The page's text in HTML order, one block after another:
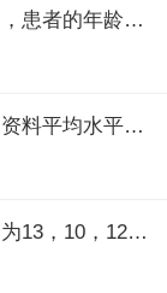
[单选,A1型题] 一些以儿童为主的传染病，患者的年龄分布，集中位置偏向年龄小的一侧，称为（）
[单选,A1型题] 欲表示末端无确定数据的资料平均水平时，宜采用的指标是（）
[单选,A1型题] 一组变量值，其大小分别为13，10，12，9，8，11，98。问中位数是（）